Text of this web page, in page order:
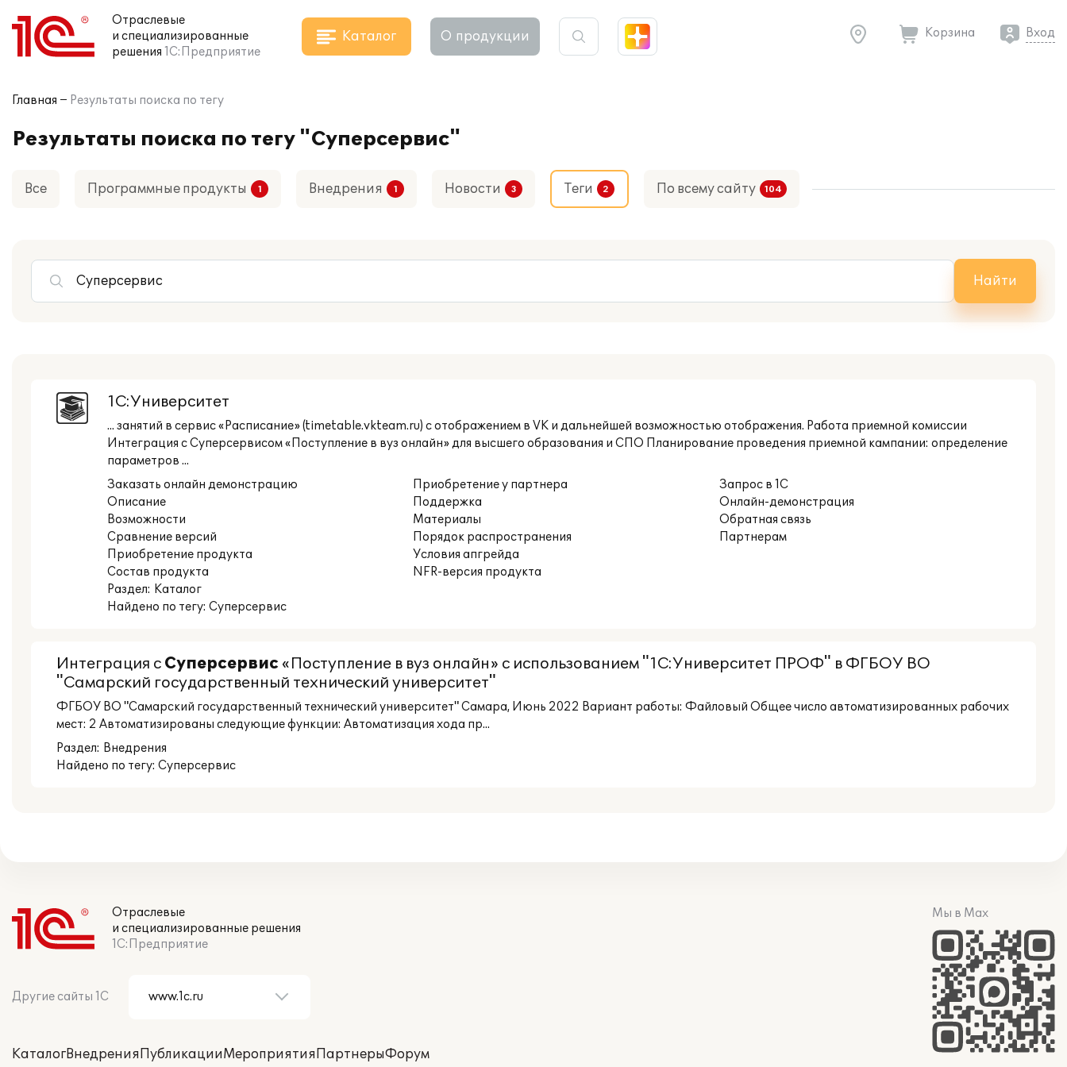
Отраслевые
и специализированные
решения 1С:Предприятие
Каталог О продукции Корзина Вход
Главная Результаты поиска по тегу
Результаты поиска по тегу "Суперсервис"
Все Программные продукты Внедрения Новости Теги По всему сайту
Найти
1С:Университет
... занятий в сервис «Расписание» (timetable.vkteam.ru) с отображением в VK и дальнейшей возможностью отображения. Работа приемной комиссии
Интеграция с Суперсервисом «Поступление в вуз онлайн» для высшего образования и СПО Планирование проведения приемной кампании: определение
параметров ...
Заказать онлайн демонстрацию
Описание
Возможности
Сравнение версий
Приобретение продукта
Состав продукта
Приобретение у партнера
Поддержка
Материалы
Порядок распространения
Условия апгрейда
NFR-версия продукта
Запрос в 1С
Онлайн-демонстрация
Обратная связь
Партнерам
Раздел: Каталог
Найдено по тегу: Суперсервис
Интеграция с Суперсервис «Поступление в вуз онлайн» с использованием "1С:Университет ПРОФ" в ФГБОУ ВО
"Самарский государственный технический университет"
ФГБОУ ВО "Самарский государственный технический университет" Самара, Июнь 2022 Вариант работы: Файловый Общее число автоматизированных рабочих
мест: 2 Автоматизированы следующие функции: Автоматизация хода пр...
Раздел: Внедрения
Найдено по тегу: Суперсервис
Отраслевые
и специализированные решения
1С:Предприятие
Другие сайты 1С
КаталогВнедренияПубликацииМероприятияПартнерыФорум
Мы в Max